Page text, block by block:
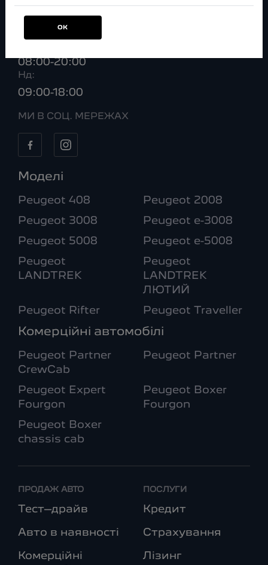
09:00-18:00
ВІДДІЛ CЕРВІСУ
08:00-20:00
Нд:
09:00-18:00
МИ В СОЦ. МЕРЕЖАХ
Моделі
Peugeot 408 Peugeot 2008
Peugeot 3008 Peugeot e-3008
Peugeot 5008 Peugeot e-5008
Peugeot
LANDTREK
Peugeot
LANDTREK
ЛЮТИЙ
Peugeot Rifter Peugeot Traveller
Комерційні автомобілі
Peugeot Partner
CrewCab
Peugeot Partner
Peugeot Expert
Fourgon
Peugeot Boxer
Fourgon
Peugeot Boxer
chassis cab
ПРОДАЖ АВТО
Тест–драйв
Авто в наявності
Комерційні
ПОСЛУГИ
Кредит
Страхування
Лізинг
ОК